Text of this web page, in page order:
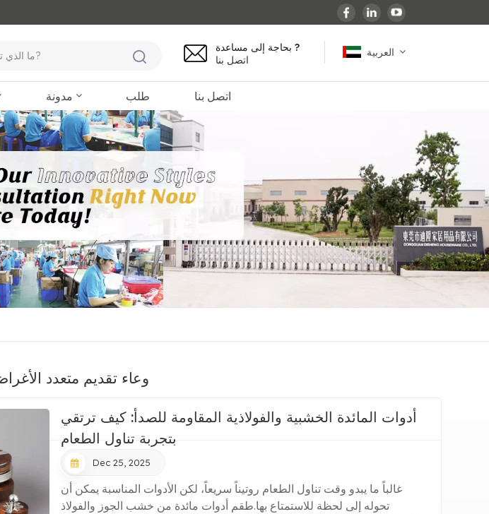
العربية
français
Deutsch
العربية
بحاجة إلى مساعدة ?
اتصل بنا
مدونة طلب اتصل بنا
وعاء تقديم متعدد
أدوات المائدة الخشبية والفولاذية المقاومة للصدأ: كيف ترتقي
بتجربة تناول الطعام
Dec 25, 2025
غالباً ما يبدو وقت تناول الطعام روتيناً سريعاً، لكن الأدوات المناسبة يمكن أن
تحوله إلى لحظة للاستمتاع بها.طقم أدوات مائدة من خشب الجوز والفولاذ